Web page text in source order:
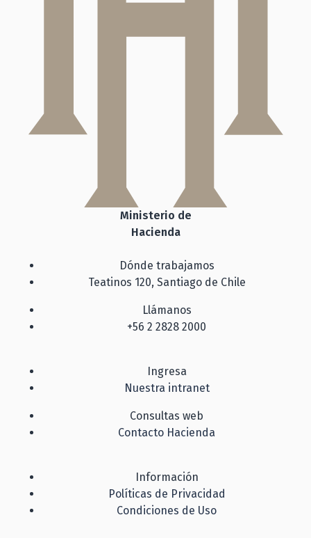
Ministerio de
Hacienda
Dónde trabajamos
Teatinos 120, Santiago de Chile
Llámanos
+56 2 2828 2000
Ingresa
Nuestra intranet
Consultas web
Contacto Hacienda
Información
Políticas de Privacidad
Condiciones de Uso